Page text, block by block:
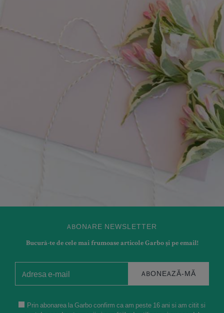
ABONARE NEWSLETTER
Bucură-te de cele mai frumoase articole Garbo și pe email!
ABONEAZĂ-MĂ
Prin abonarea la Garbo confirm ca am peste 16 ani si am citit si